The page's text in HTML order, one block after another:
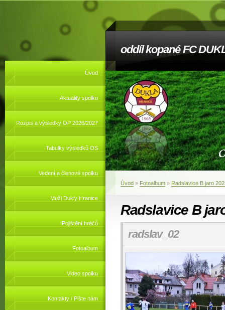
oddíl kopané FC
Úvod
Aktuality spolku
Rozpis a výsledky OP 2026/2027
Tabulky výsledků OS
Vedení a členové spolku
Muži Dukly Hranice
Pojištění hráčů
Fotoalbum
Video spolku
Kontakty / Pište nám
Úvod » Fotoalbum » Radslavice B jaro
Radslavice B
radslav_02